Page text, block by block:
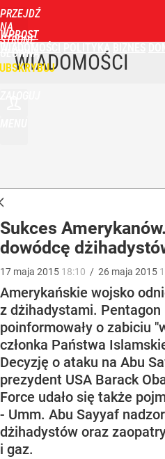
PRZEJDŹ
NA
STRONĘ
GŁÓWNĄ
WPROST
POLITYKA
WIADOMOŚCI
Sukces
dowódcę
17 maja 2015 18:10 / 26 maja 2015
Amerykańskie wojsko
z dżihadystami. Pentagon
poinformowały o zabiciu
członka Państwa
Decyzję o ataku na Abu
prezydent USA Barack
Force udało się także
- Umm. Abu Sayyaf
dżihadystów oraz
i gaz.